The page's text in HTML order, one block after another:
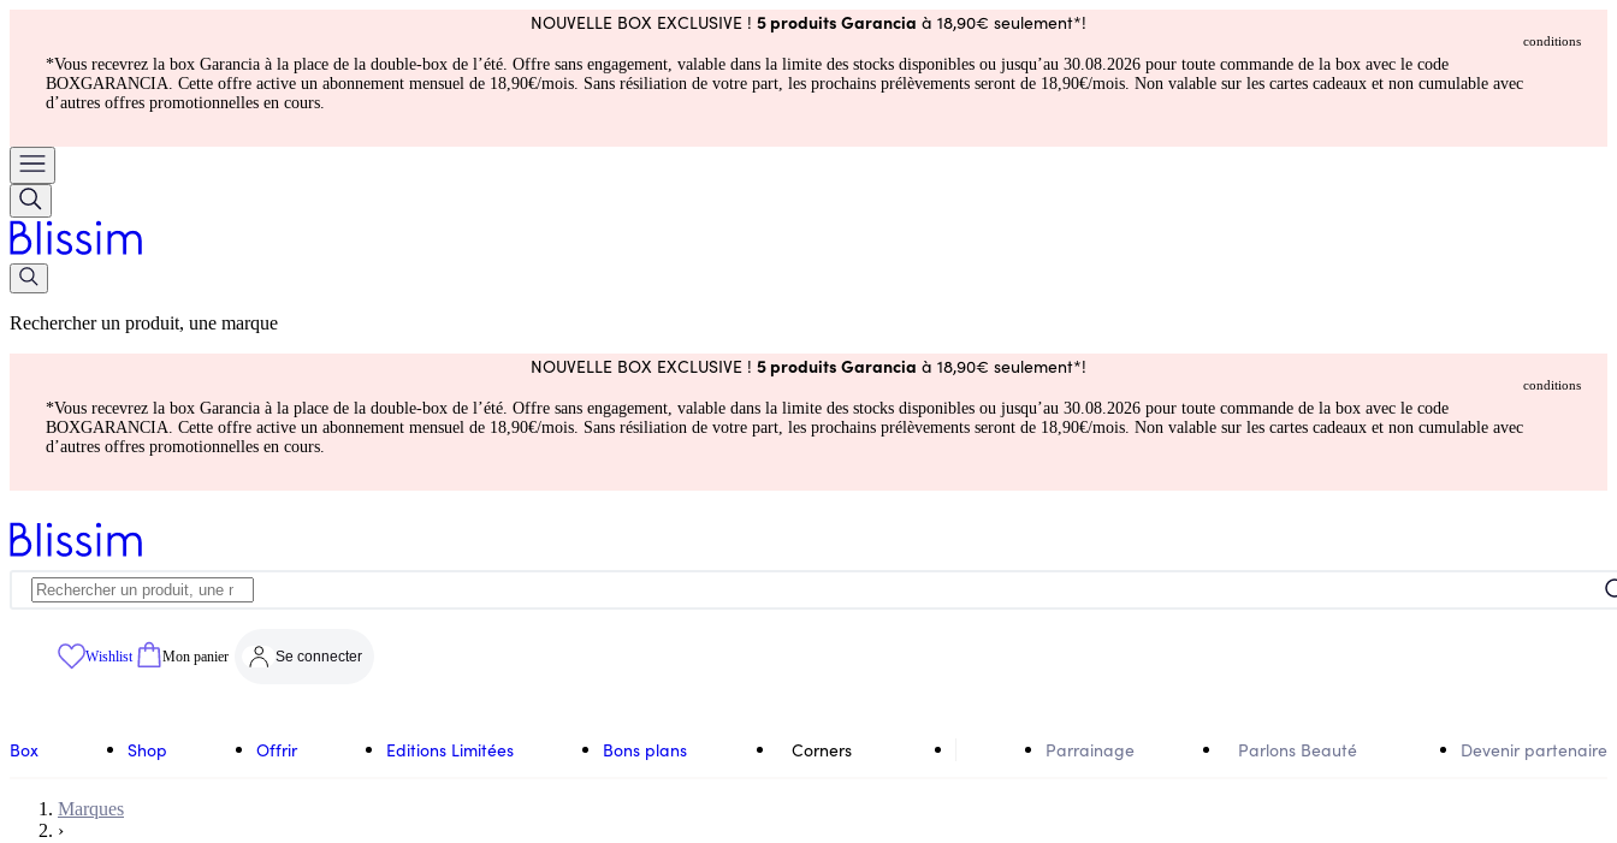
NOUVELLE BOX EXCLUSIVE ! 5 produits Garancia à 18,90€ seulement*!
conditions
*Vous recevrez la box Garancia à la place de la double-box de l’été. Offre sans engagement, valable dans la limite des stocks disponibles ou jusqu’au 30.08.2026 pour toute commande de la box avec le code
BOXGARANCIA. Cette offre active un abonnement mensuel de 18,90€/mois. Sans résiliation de votre part, les prochains prélèvements seront de 18,90€/mois. Non valable sur les cartes cadeaux et non cumulable avec
d’autres offres promotionnelles en cours.
Rechercher un produit, une marque
NOUVELLE BOX EXCLUSIVE ! 5 produits Garancia à 18,90€ seulement*!
conditions
*Vous recevrez la box Garancia à la place de la double-box de l’été. Offre sans engagement, valable dans la limite des stocks disponibles ou jusqu’au 30.08.2026 pour toute commande de la box avec le code
BOXGARANCIA. Cette offre active un abonnement mensuel de 18,90€/mois. Sans résiliation de votre part, les prochains prélèvements seront de 18,90€/mois. Non valable sur les cartes cadeaux et non cumulable avec
d’autres offres promotionnelles en cours.
Wishlist Mon panier Se connecter
Box Shop Offrir Editions Limitées Bons plans Corners Parrainage Parlons Beauté Devenir partenaire
Marques
›